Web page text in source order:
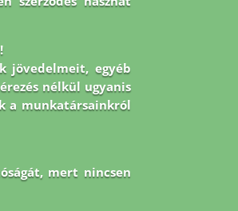
jövedelmeit, egyéb
nélkül ugyanis
a munkatársainkról
mert nincsen